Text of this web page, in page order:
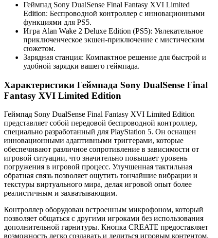
Геймпад Sony DualSense Final Fantasy XVI Limited
Edition: Беспроводной контроллер с инновационными
функциями для PS5.
Игра Alan Wake 2 Deluxe Edition (PS5): Увлекательное
приключенческое экшен-приключение с мистическим
сюжетом.
Зарядная станция: Компактное решение для быстрой и
удобной зарядки вашего геймпада.
Характеристики Геймпада Sony DualSense Final
Fantasy XVI Limited Edition
Геймпад Sony DualSense Final Fantasy XVI Limited Edition
представляет собой передовой беспроводной контроллер,
специально разработанный для PlayStation 5. Он оснащен
инновационными адаптивными триггерами, которые
обеспечивают различное сопротивление в зависимости от
игровой ситуации, что значительно повышает уровень
погружения в игровой процесс. Улучшенная тактильная
обратная связь позволяет ощутить тончайшие вибрации и
текстуры виртуального мира, делая игровой опыт более
реалистичным и захватывающим.
Контроллер оборудован встроенным микрофоном, который
позволяет общаться с другими игроками без использования
дополнительной гарнитуры. Кнопка CREATE предоставляет
возможность легко создавать и делиться игровым контентом,